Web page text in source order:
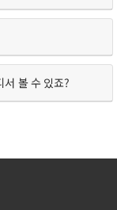
서볼수있죠?